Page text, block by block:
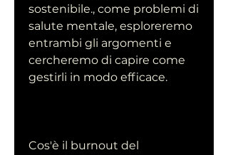
sostenibile., come problemi di
salute mentale, esploreremo
entrambi gli argomenti e
cercheremo di capire come
gestirli in modo efficace.
Cos'è il burnout del